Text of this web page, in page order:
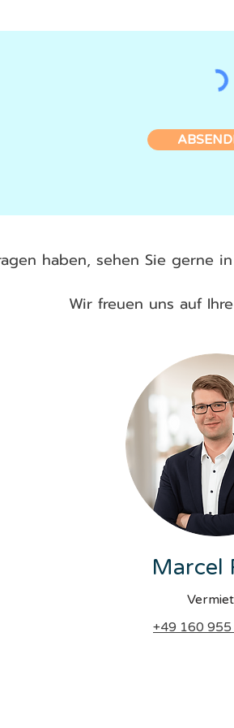
haben, sehen Sie gerne
Wir freuen uns auf
Marcel
+49 160